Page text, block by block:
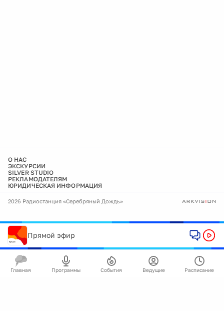
О НАС
ЭКСКУРСИИ
SILVER STUDIO
РЕКЛАМОДАТЕЛЯМ
ЮРИДИЧЕСКАЯ ИНФОРМАЦИЯ
2026 Радиостанция «Серебряный Дождь»
Прямой эфир
Главная Программы События Ведущие Расписание